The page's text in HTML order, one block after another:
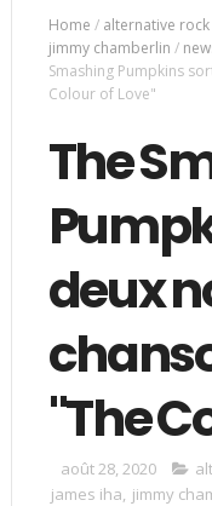
Home / alternative rock
jimmy chamberlin /
Smashing Pumpkins
Colour of Love"
The
deux
"The
août 28, 2020
james iha, jimmy